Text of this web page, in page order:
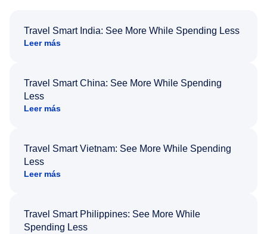
Travel Smart India: See More While Spending Less
Leer más
Travel Smart China: See More While Spending
Less
Leer más
Travel Smart Vietnam: See More While Spending
Less
Leer más
Travel Smart Philippines: See More While
Spending Less